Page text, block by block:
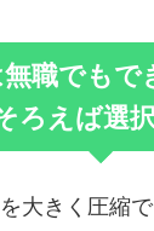
職でもで
ろえば選択
大きく圧縮